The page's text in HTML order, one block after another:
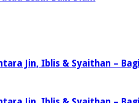
Jin, Iblis & Syaithan –